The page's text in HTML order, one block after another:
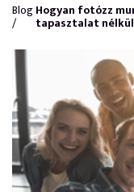
Blog
/
Hogyan fotózz
tapasztalat